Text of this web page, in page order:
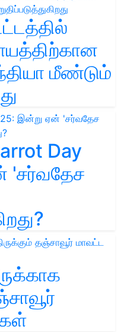
மீண்டும்
Day
'சர்வதேச